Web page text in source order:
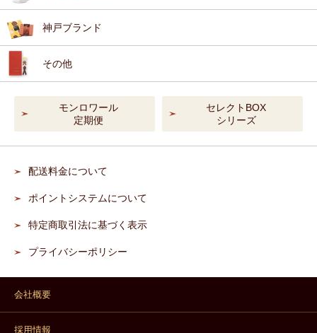
神戸ブランド
その他
モンロワール
定期便
セレクトBOX
シリーズ
配送料金について
ポイントシステムについて
特定商取引法に基づく表示
プライバシーポリシー
会社概要
採用情報